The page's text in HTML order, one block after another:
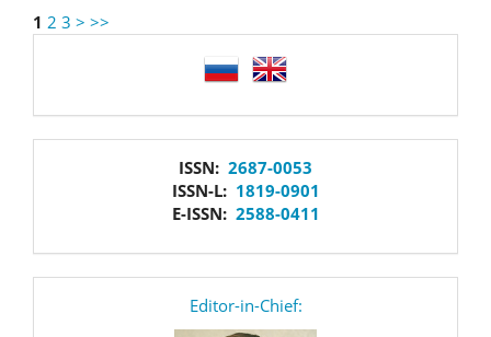
1 2 3 > >>
ISSN: 2687-0053
ISSN-L: 1819-0901
E-ISSN: 2588-0411
Editor-in-Chief: